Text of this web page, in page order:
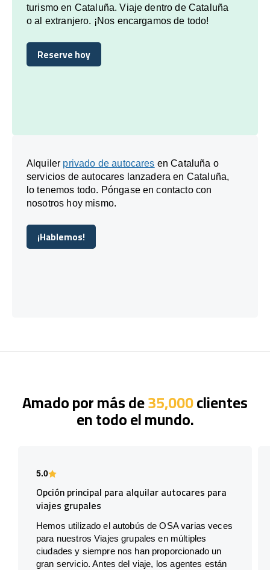
turismo en Cataluña. Viaje dentro de Cataluña
o al extranjero. ¡Nos encargamos de todo!
Reserve hoy
Reserve hoy
Alquiler privado de autocares en Cataluña o
servicios de autocares lanzadera en Cataluña,
lo tenemos todo. Póngase en contacto con
nosotros hoy mismo.
¡Hablemos!
¡Hablemos!
Amado por más de35,000clientes
en todo el mundo.
5.0
Opción principal para alquilar autocares para
viajes grupales
Hemos utilizado el autobús de OSA varias veces
para nuestros Viajes grupales en múltiples
ciudades y siempre nos han proporcionado un
gran servicio. Antes del viaje, los agentes están